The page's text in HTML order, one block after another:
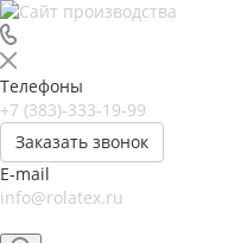
Телефоны
+7 (383)-333-19-99
Заказать звонок
E-mail
info@rolatex.ru